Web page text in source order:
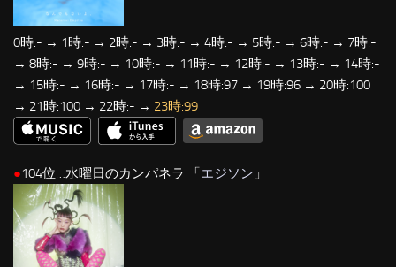
0時:- → 1時:- → 2時:- → 3時:- → 4時:- → 5時:- → 6時:- → 7時:-
→ 8時:- → 9時:- → 10時:- → 11時:- → 12時:- → 13時:- → 14時:-
→ 15時:- → 16時:- → 17時:- → 18時:97 → 19時:96 → 20時:100
→ 21時:100 → 22時:- → 23時:99
●104位…水曜日のカンパネラ 「エジソン 」